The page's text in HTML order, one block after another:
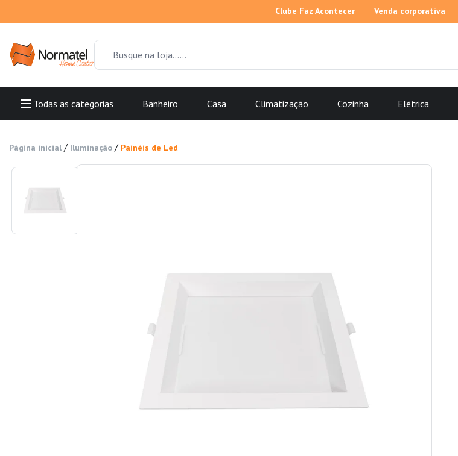
Clube Faz Acontecer Venda corporativa
Todas as categorias Banheiro Casa Climatização Cozinha Elétrica
Página inicial / Iluminação / Painéis de Led